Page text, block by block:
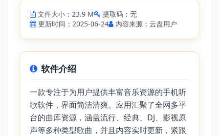
文件大小：23.9 M
提取码：无
更新时间：2025-06-24
内容来源：云盘用户
软件介绍
一款专注于为用户提供丰富音乐资源的手机听
歌软件，界面简洁清爽。应用汇聚了全网多平
台的曲库资源，涵盖流行、经典、DJ、影视原
声等多种类型歌曲，并且内容实时更新，紧跟